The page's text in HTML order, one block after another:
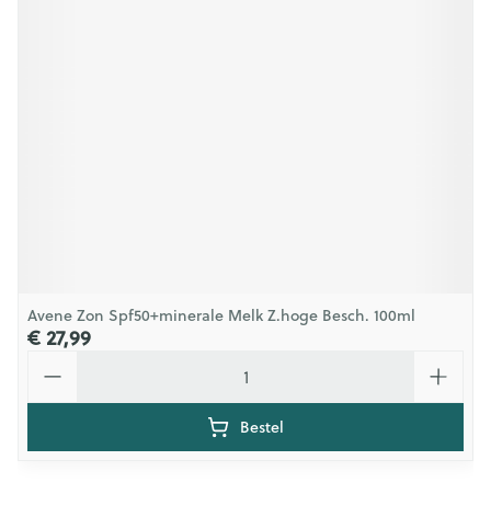
Avene Zon Spf50+minerale Melk Z.hoge Besch. 100ml
€ 27,99
Bestel